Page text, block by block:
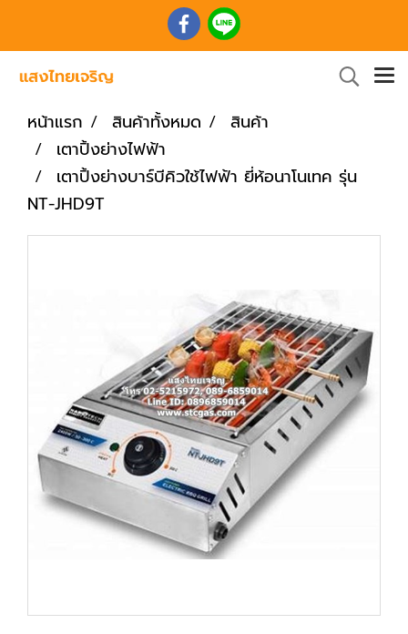
หน้าแรก สินค้าทั้งหมด
สินค้า
เตาปิ้งย่างไฟฟ้า
เตาปิ้งย่างบาร์บีคิวใช้ไฟฟ้า ยี่ห้อนาโนเทค รุ่น
NT-JHD9T